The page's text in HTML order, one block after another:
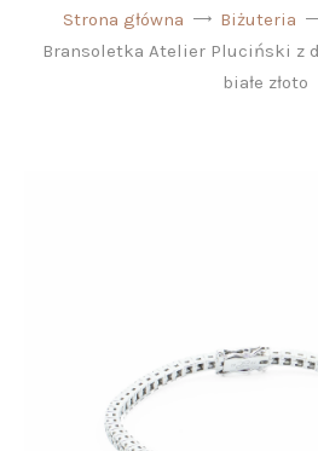
UMÓW SPOTKANIE
SERWIS
BLOG
Strona główna Biżuteria
Bransoletka Atelier Pluciński z
białe złoto